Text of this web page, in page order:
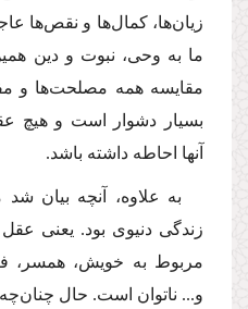
زیان‌ها، كمال‌ها و نقص‌ها
ما به وحى، نبوت و دین
مقایسه همه مصلحت‌ها و
بسیار دشوار است و هیچ
آنها احاطه داشته باشد.
به علاوه، آنچه بیان
زندگى دنیوى بود. یعنى
مربوط به خویش، همسر،
و... ناتوان است. حال